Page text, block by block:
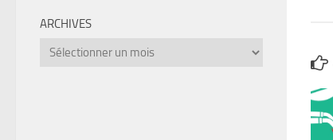
ARCHIVES
Archives